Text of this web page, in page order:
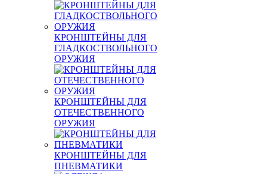
КРОНШТЕЙНЫ ДЛЯ
ГЛАДКОСТВОЛЬНОГО
ОРУЖИЯ
КРОНШТЕЙНЫ ДЛЯ
ОТЕЧЕСТВЕННОГО
ОРУЖИЯ
КРОНШТЕЙНЫ ДЛЯ
ПНЕВМАТИКИ